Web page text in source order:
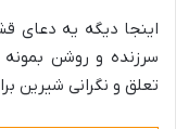
اینجا دیگه یه دعای
سرزنده و روشن
تعلق و نگرانی شیرین